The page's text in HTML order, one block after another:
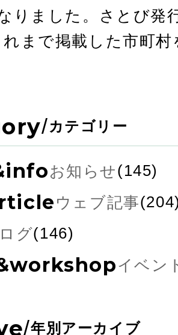
りました。さとび発
れまで掲載した市町
/カテゴリー
お知らせ(145)
ウェブ記事
グ(146)
イベン
/年別アーカイブ